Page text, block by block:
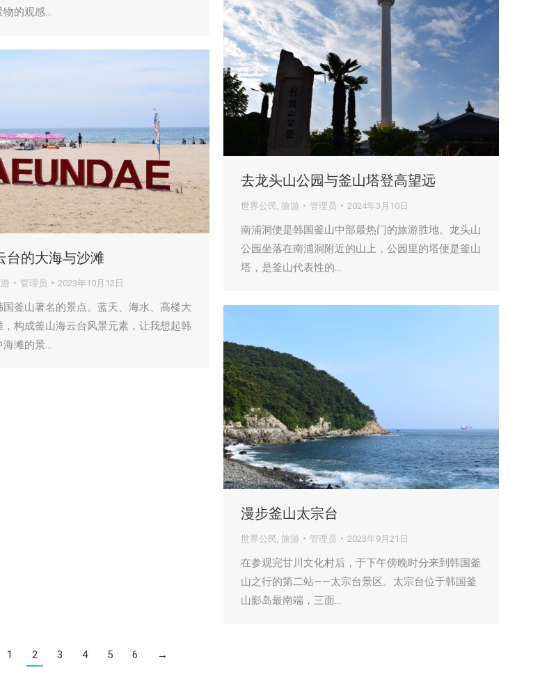
物的观感…
去龙头山公园与釜山塔登高望远
世界公民 旅游 管理员 2024年3月10日
南浦洞便是韩国釜山中部最热门的旅游胜地。龙头山
公园坐落在南浦洞附近的山上，公园里的塔便是釜山
塔，是釜山代表性的…
台的大海与沙滩
管理员 2023年10月12日
国釜山著名的景点。蓝天、海水、高楼大
，构成釜山海云台风景元素，让我想起韩
海滩的景…
漫步釜山太宗台
世界公民 旅游 管理员 2023年9月21日
在参观完甘川文化村后，于下午傍晚时分来到韩国釜
山之行的第二站——太宗台景区。太宗台位于韩国釜
山影岛最南端，三面…
1 2 3 4 5 6 →